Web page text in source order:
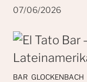
07/06/2026
BAR GLOCKENBACH